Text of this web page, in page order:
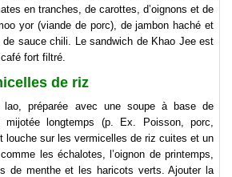
en tranches, de carottes, d’oignons et de
yor (viande de porc), de jambon haché et
de sauce chili. Le sandwich de Khao Jee est
fort filtré.
de riz
préparée avec une soupe à base de
longtemps (p. Ex. Poisson, porc,
louche sur les vermicelles de riz cuites et un
les échalotes, l’oignon de printemps,
de menthe et les haricots verts. Ajouter la